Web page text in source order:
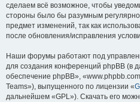
сделаем всё возможное, чтобы
стороны было бы разумным регулярно
предмет изменений, так как
после обновления/исправления
Наши форумы работают под
для создания конференций phpBB (в
обеспечение phpBB»,
Teams»), выпущенного по лицензии «
дальнейшем «GPL»). Скачать его